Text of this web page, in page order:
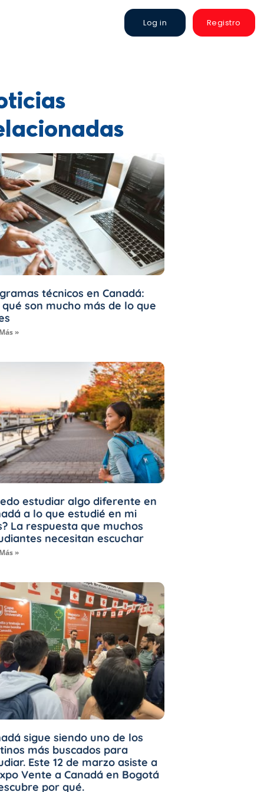
Log in Registro
técnicos en Canadá:
son mucho más de lo que
»
estudiar algo diferente en
a lo que estudié en mi
La respuesta que muchos
necesitan escuchar
»
sigue siendo uno de los
más buscados para
Este 12 de marzo asiste a
Vente a Canadá en Bogotá
por qué.